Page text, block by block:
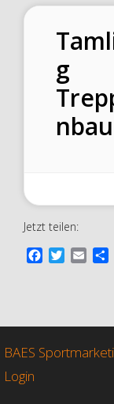
g
nbau
Jetzt teilen:
o
k
r
BAES
Login